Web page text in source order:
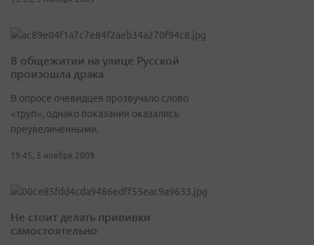
В общежитии на улице Русской
произошла драка
В опросе очевидцев прозвучало слово
«труп», однако показания оказались
преувеличенными.
19:45, 5 ноября 2009
Не стоит делать прививки
самостоятельно